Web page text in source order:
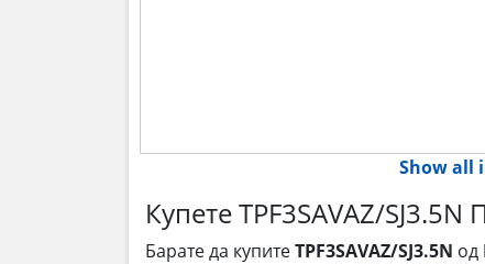
Show all
Купете TPF3SAVAZ/
Барате да купитеTPF3SAVAZ/SJ3.5N од